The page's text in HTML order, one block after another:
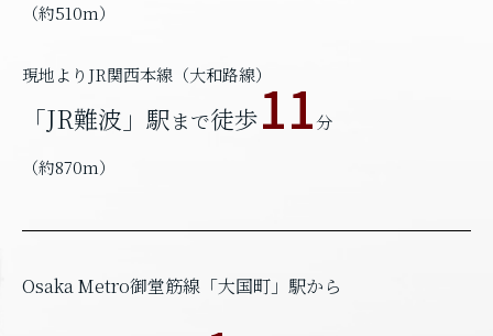
（約510m）
現地よりJR関西本線（大和路線）
「JR難波」駅まで徒歩11分
（約870m）
Osaka Metro御堂筋線「大国町」駅から